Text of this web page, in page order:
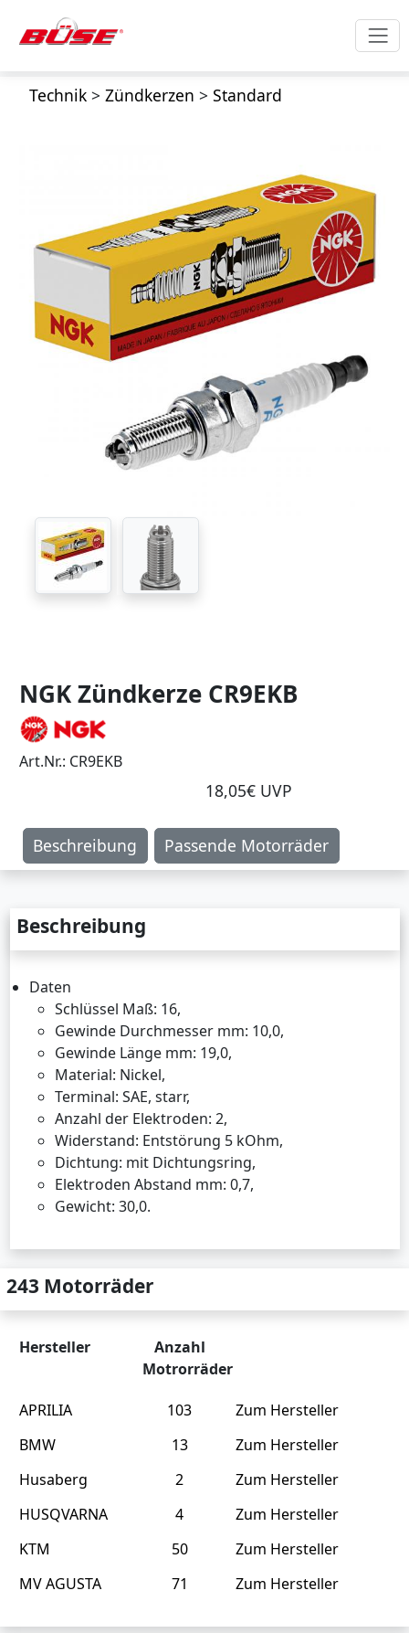
Technik> Zündkerzen > Standard
NGK Zündkerze CR9EKB
Art.Nr.: CR9EKB
18,05€ UVP
Beschreibung Passende Motorräder
Beschreibung
Daten
Schlüssel Maß: 16,
Gewinde Durchmesser mm: 10,0,
Gewinde Länge mm: 19,0,
Material: Nickel,
Terminal: SAE, starr,
Anzahl der Elektroden: 2,
Widerstand: Entstörung 5 kOhm,
Dichtung: mit Dichtungsring,
Elektroden Abstand mm: 0,7,
Gewicht: 30,0.
243 Motorräder
Hersteller
Anzahl
Motrorräder
APRILIA 103
Zum Hersteller
BMW
13
Zum Hersteller
Husaberg
2
Zum Hersteller
HUSQVARNA
4
Zum Hersteller
KTM
50
Zum Hersteller
MV AGUSTA
71 Zum Hersteller